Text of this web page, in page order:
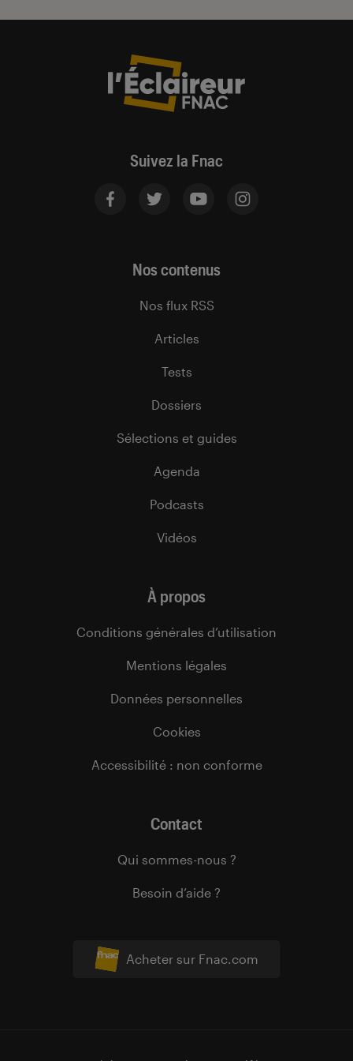
Suivez la Fnac
Acheter sur Fnac.com
Nos contenus
Nos flux RSS
Articles
Tests
Dossiers
Sélections et guides
Agenda
Podcasts
Vidéos
À propos
Conditions générales d’utilisation
Mentions légales
Données personnelles
Cookies
Accessibilité : non conforme
Contact
Qui sommes-nous ?
Besoin d’aide ?